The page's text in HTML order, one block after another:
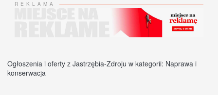
REKLAMA
Ogłoszenia i oferty z Jastrzębia-Zdroju w kategorii: Naprawa i
konserwacja